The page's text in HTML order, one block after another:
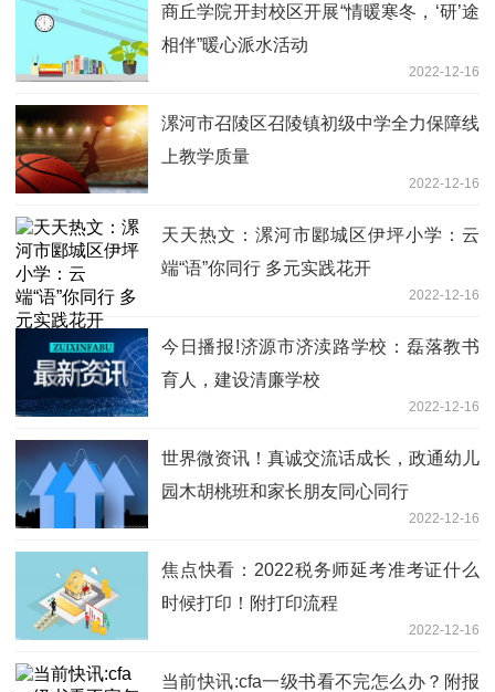
商丘学院开封校区开展“情暖寒冬，‘研’途
相伴”暖心派水活动
2022-12-16
漯河市召陵区召陵镇初级中学全力保障线
上教学质量
2022-12-16
天天热文：漯河市郾城区伊坪小学：云
端“语”你同行 多元实践花开
2022-12-16
今日播报!济源市济渎路学校：磊落教书
育人，建设清廉学校
2022-12-16
世界微资讯！真诚交流话成长，政通幼儿
园木胡桃班和家长朋友同心同行
2022-12-16
焦点快看：2022税务师延考准考证什么
时候打印！附打印流程
2022-12-16
当前快讯:cfa一级书看不完怎么办？附报